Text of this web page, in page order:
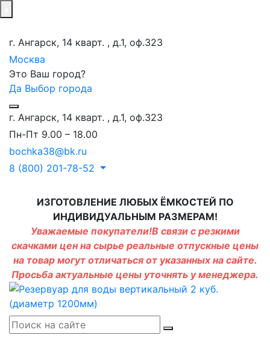
г. Ангарск, 14 кварт. , д.1, оф.323
Москва
Это Ваш город?
Да Выбор города
г. Ангарск, 14 кварт. , д.1, оф.323
Пн-Пт 9.00 – 18.00
bochka38@bk.ru
8 (800) 201-78-52
ИЗГОТОВЛЕНИЕ ЛЮБЫХ ЁМКОСТЕЙ ПО
ИНДИВИДУАЛЬНЫМ РАЗМЕРАМ!
Уважаемые покупатели!В связи с резкими
скачками цен на сырье реальные отпускные цены
на товар могут отличаться от указанных на сайте.
Просьба актуальные цены уточнять у менеджера.